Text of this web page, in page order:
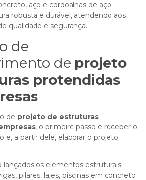
aço e cordoalhas de aço
robusta e durável, atendendo aos
qualidade e segurança.
de
de projeto
protendidas
de projeto de estruturas
, o primeiro passo é receber o
e, a partir dele, elaborar o projeto
lançados os elementos estruturais
pilares, lajes, piscinas em concreto